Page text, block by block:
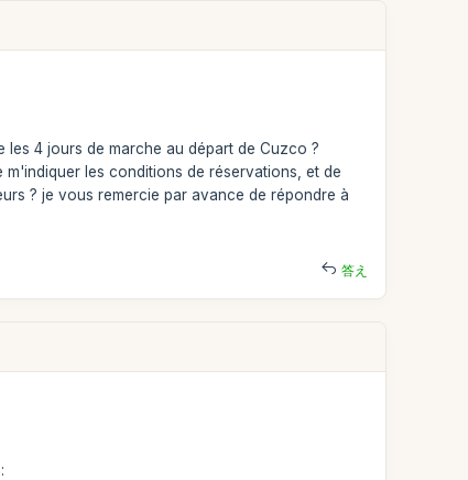
4 jours de marche au départ de Cuzco ?
les conditions de réservations, et de
? je vous remercie par avance de répondre à
答え